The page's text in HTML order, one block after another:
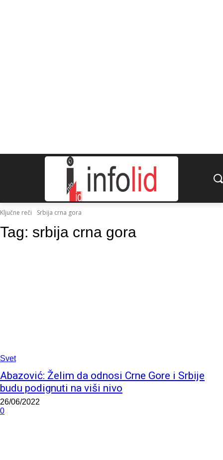
Ključne reči Srbija crna gora
Tag: srbija crna gora
Svet
Abazović: Želim da odnosi Crne Gore i Srbije
budu podignuti na viši nivo
26/06/2022
0